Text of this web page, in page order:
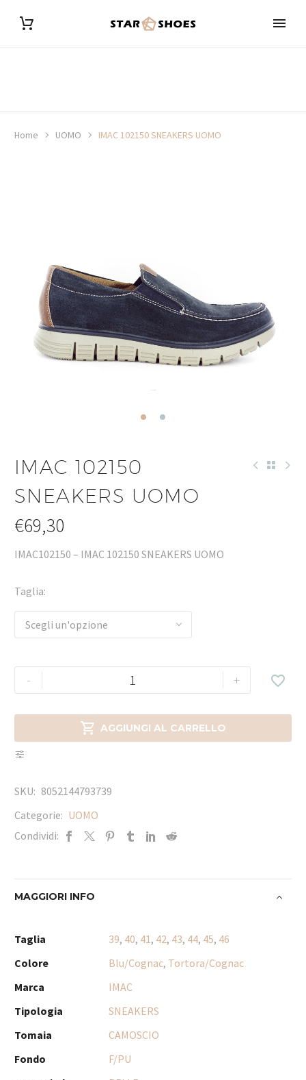
Home UOMO IMAC 102150 SNEAKERS UOMO
IMAC 102150
SNEAKERS UOMO
€69,30
IMAC102150 – IMAC 102150 SNEAKERS UOMO
Taglia
Scegli un'opzione
- +
 AGGIUNGI AL CARRELLO

SKU: 8052144793739
Categorie: UOMO
Condividi:
MAGGIORI INFO
Taglia 39, 40, 41, 42, 43, 44, 45, 46
Colore
Blu/Cognac, Tortora/Cognac
Marca
IMAC
Tipologia
SNEAKERS
Tomaia
CAMOSCIO
Fondo
F/PU